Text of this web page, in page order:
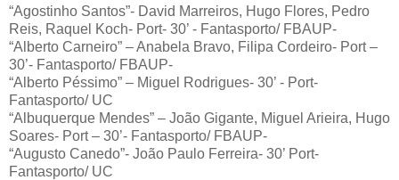
“Agostinho Santos”- David Marreiros, Hugo Flores, Pedro
Reis, Raquel Koch- Port- 30’ - Fantasporto/ FBAUP-
“Alberto Carneiro” – Anabela Bravo, Filipa Cordeiro- Port –
30’- Fantasporto/ FBAUP-
“Alberto Péssimo” – Miguel Rodrigues- 30’ - Port-
Fantasporto/ UC
“Albuquerque Mendes” – João Gigante, Miguel Arieira, Hugo
Soares- Port – 30’- Fantasporto/ FBAUP-
“Augusto Canedo”- João Paulo Ferreira- 30’ Port-
Fantasporto/ UC